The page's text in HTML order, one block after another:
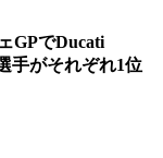
GPでDucati
手がそれぞれ1位